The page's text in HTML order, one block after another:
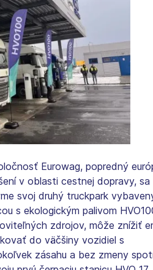
Eurowag, popredný
v oblasti cestnej dopravy, sa
svoj druhý truckpark
s ekologickým palivom
zdrojov, môže znížiť
do väčšiny vozidiel s
zásahu a bez zmeny